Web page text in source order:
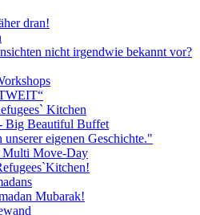
dran!
nicht irgendwie bekannt vor?
Kitchen
Big Beautiful Buffet
eigenen Geschichte."
Multi Move-Day
Mubarak!